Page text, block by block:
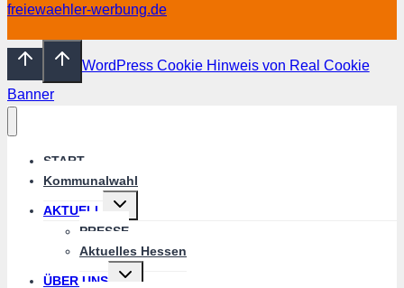
freiewaehler-werbung.de
WordPress Cookie Hinweis von Real Cookie
Banner
START
Kommunalwahl
AKTUELL
Untermenü
PRESSE
Aktuelles Hessen
ÜBER UNS
Untermenü
umschalten